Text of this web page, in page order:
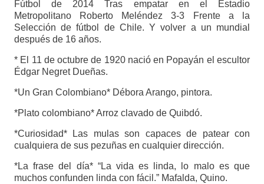
Fútbol de 2014 Tras empatar en el Estadio
Metropolitano Roberto Meléndez 3-3 Frente a la
Selección de fútbol de Chile. Y volver a un mundial
después de 16 años.
* El 11 de octubre de 1920 nació en Popayán el escultor
Édgar Negret Dueñas.
*Un Gran Colombiano* Débora Arango, pintora.
*Plato colombiano* Arroz clavado de Quibdó.
*Curiosidad* Las mulas son capaces de patear con
cualquiera de sus pezuñas en cualquier dirección.
*La frase del día* “La vida es linda, lo malo es que
muchos confunden linda con fácil.” Mafalda, Quino.